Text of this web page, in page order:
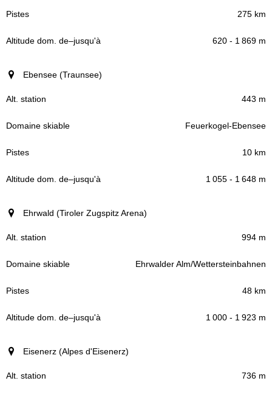
275 km
620 - 1 869 m
Ebensee (Traunsee)
443 m
Feuerkogel-Ebensee
10 km
1 055 - 1 648 m
Ehrwald (Tiroler Zugspitz Arena)
994 m
Ehrwalder Alm/Wettersteinbahnen
48 km
1 000 - 1 923 m
Eisenerz (Alpes d'Eisenerz)
736 m